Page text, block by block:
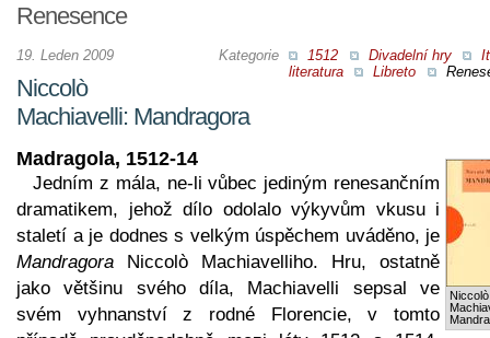
Renesence
Kategorie 1512 Divadelní hry
literatura
Libreto
19. Leden 2009
Niccolò
Machiavelli: Mandragora
Niccolò
Madragola, 1512-14
Jedním z mála, ne-li vůbec jediným renesančním
dramatikem, jehož dílo odolalo výkyvům vkusu i
staletí a je dodnes s velkým úspěchem uváděno, je
Mandragora Niccolò Machiavelliho. Hru, ostatně
jako většinu svého díla, Machiavelli sepsal ve
svém vyhnanství z rodné Florencie, v tomto